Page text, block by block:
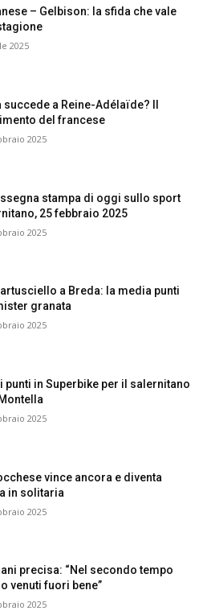
– Gelbison: la sfida che vale
2025
succede a Reine-Adélaïde? Il
del francese
2025
stampa di oggi sullo sport
25 febbraio 2025
2025
a Breda: la media punti
granata
2025
punti in Superbike per il salernitano
2025
vince ancora e diventa
in solitaria
2025
precisa: “Nel secondo tempo
venuti fuori bene”
2025